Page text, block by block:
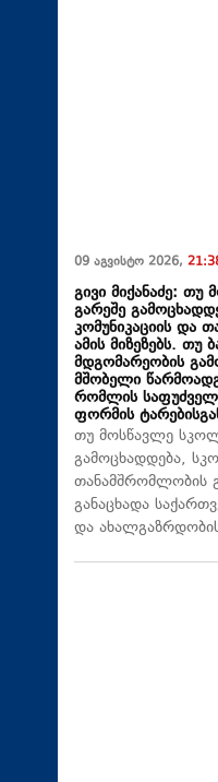
09 აგვისტო 2026,
გივი მიქანაძე:
გარეშე
კომუნიკაციის და
ამის მიზეზებს. თუ
მდგომარეობის
მშობელი
რომლის
ფორმის
თუ მოსწავლე
გამოცხადდება,
თანამშრომლობის
განაცხადა
და ახალგაზრდობის